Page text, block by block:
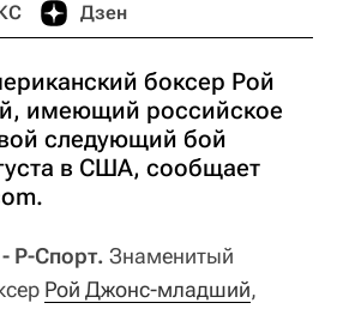
Дзен
боксер Рой
имеющий российское
следующий бой
в США, сообщает
Р-Спорт. Знаменитый
Рой Джонс-младший,